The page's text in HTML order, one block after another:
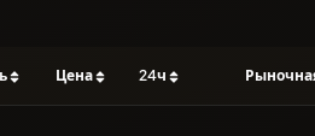
Цена 24ч